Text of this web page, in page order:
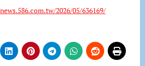
2026/05/636169/